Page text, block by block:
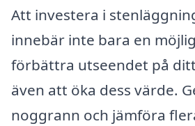
Att investera i
innebär inte bara en
förbättra utseendet på
även att öka dess värde.
noggrann och jämföra